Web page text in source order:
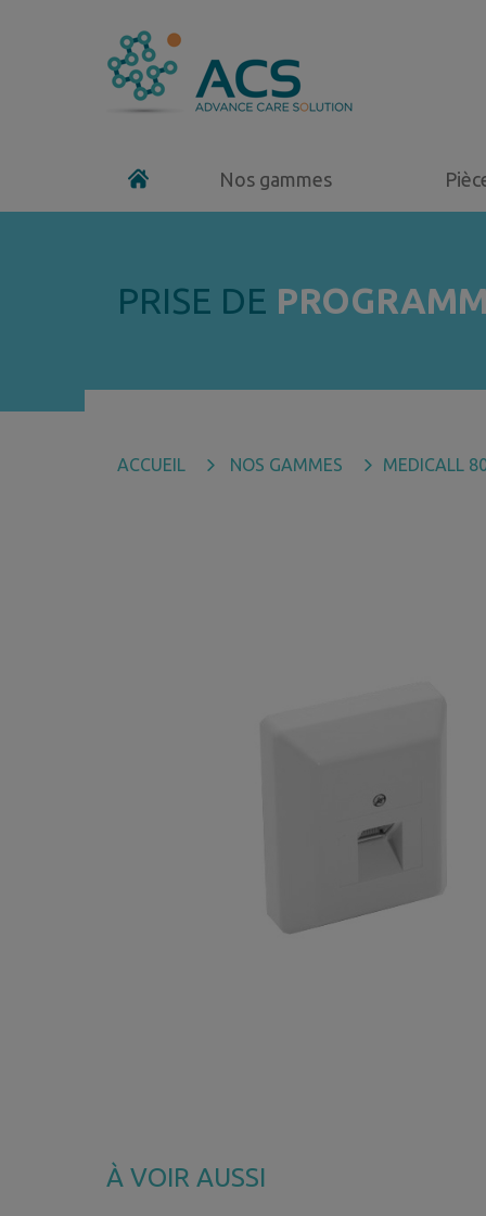
Nos gammes
PRISE DE
ACCUEIL NOS GAMMES MEDICALL
À VOIR AUSSI